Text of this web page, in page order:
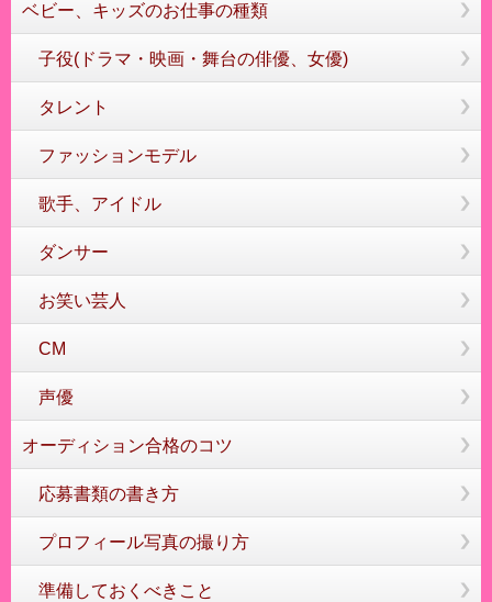
ベビー、キッズのお仕事の種類
子役(ドラマ・映画・舞台の俳優、女優)
タレント
ファッションモデル
歌手、アイドル
ダンサー
お笑い芸人
CM
声優
オーディション合格のコツ
応募書類の書き方
プロフィール写真の撮り方
準備しておくべきこと